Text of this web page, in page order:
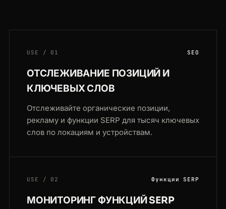
USE / 01 SEO
ОТСЛЕЖИВАНИЕ ПОЗИЦИЙ И
КЛЮЧЕВЫХ СЛОВ
Отслеживайте органические позиции,
рекламу и функции SERP для тысяч ключевых
слов по локациям и устройствам.
USE / 02 Функции SERP
МОНИТОРИНГ ФУНКЦИЙ SERP